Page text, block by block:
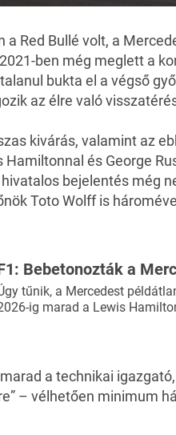
a Red Bullé volt, a
ben még meglett a
bukta el a végső
az élre való
kivárás, valamint az
és George
bejelentés még
Toto Wolff is
Bebetonozták a
tűnik, a Mercedest
ig marad a Lewis
a technikai
– vélhetően minimum